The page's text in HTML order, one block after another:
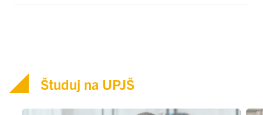
Študuj na UPJŠ